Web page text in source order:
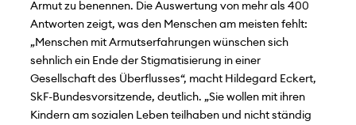
Armut zu benennen. Die Auswertung von mehr als 400
Antworten zeigt, was den Menschen am meisten fehlt:
„Menschen mit Armutserfahrungen wünschen sich
sehnlich ein Ende der Stigmatisierung in einer
Gesellschaft des Überflusses“, macht Hildegard Eckert,
SkF-Bundesvorsitzende, deutlich. „Sie wollen mit ihren
Kindern am sozialen Leben teilhaben und nicht ständig